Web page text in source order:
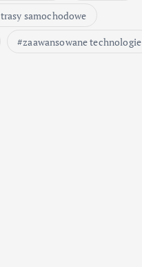
trasy samochodowe
zaawansowane technologie